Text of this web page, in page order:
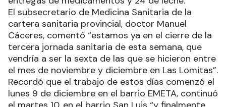
cartera sanitaria provincial, doctor Manuel
Cáceres, comentó “estamos ya en el cierre de la
tercera jornada sanitaria de esta semana, que
vendría a ser la sexta de las que se hicieron entre
el mes de noviembre y diciembre en Las Lomitas”.
Recordó que el trabajo de estos días comenzó el
lunes 9 de diciembre en el barrio EMETA, continuó
el martes 10, en el barrio San Luis “y finalmente,
con total éxito nuevamente y una asidua